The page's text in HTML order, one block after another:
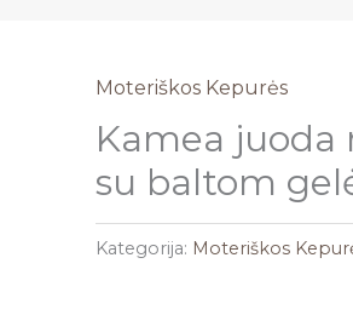
Moteriškos Kepurės
Kamea juoda
su baltom
Kategorija: Moteriškos